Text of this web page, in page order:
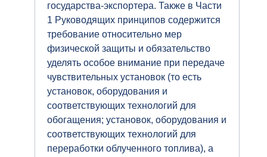
государства-экспортера. Также в Части
1 Руководящих принципов содержится
требование относительно мер
физической защиты и обязательство
уделять особое внимание при передаче
чувствительных установок (то есть
установок, оборудования и
соответствующих технологий для
обогащения; установок, оборудования и
соответствующих технологий для
переработки облученного топлива), а